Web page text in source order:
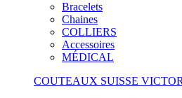
Bracelets
Chaines
COLLIERS
Accessoires
MÉDICAL
COUTEAUX SUISSE